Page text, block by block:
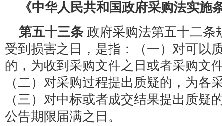
《中华人民共和国政府采购法实施
第五十三条 政府采购法第五十二条
受到损害之日，是指：（一）对可以
的，为收到采购文件之日或者采购文
（二）对采购过程提出质疑的，为各
（三）对中标或者成交结果提出质疑
公告期限届满之日。